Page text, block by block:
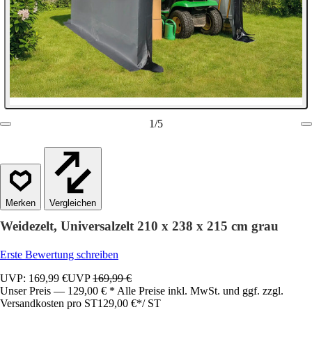
1/5
Vergleichen
Weidezelt, Universalzelt 210 x 238 x 215 cm grau
Erste Bewertung schreiben
UVP: 169,99 €UVP169,99 €
Unser Preis — 129,00 € * Alle Preise inkl. MwSt. und ggf. zzgl.
Versandkosten pro ST129,00 €*/ ST